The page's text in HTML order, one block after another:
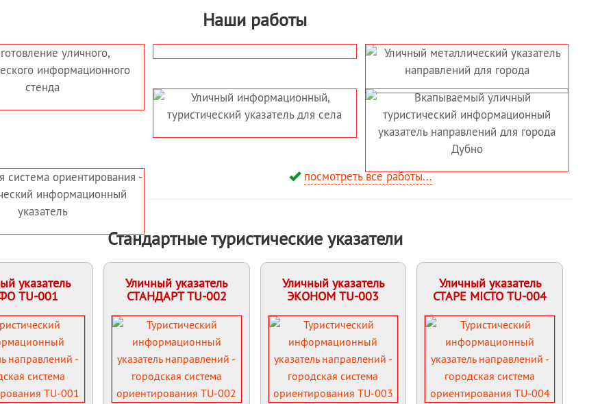
Наши работы
—
УКАЗАТЕЛЬ НАПРАВЛЕНИЙ
ДЛЯ ГОРОДА
МЕТАЛЛИЧЕСКИЙ,
ВКАПЫВАЕМЫЙ УЛИЧНЫЙ
ТУРИСТИЧЕСКИЙ
УКАЗАТЕЛЬ НАПРАВЛЕНИЙ
(РАССТОЯНИЙ) ДЛЯ ГОРОДА
посмотреть все работы...
Стандартные туристические указатели
указатель
TU-001
Уличный указатель
СТАНДАРТ TU-002
Уличный указатель
ЭКОНОМ TU-003
Уличный указатель
СТАРЕ МІСТО TU-004